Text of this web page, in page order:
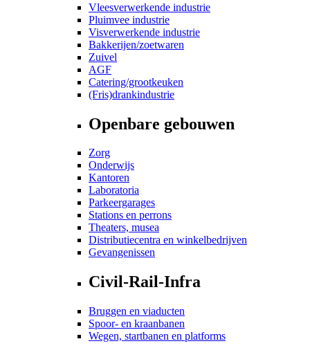
Vleesverwerkende industrie
Pluimvee industrie
Visverwerkende industrie
Bakkerijen/zoetwaren
Zuivel
AGF
Catering/grootkeuken
(Fris)drankindustrie
Openbare gebouwen
Zorg
Onderwijs
Kantoren
Laboratoria
Parkeergarages
Stations en perrons
Theaters, musea
Distributiecentra en winkelbedrijven
Gevangenissen
Civil-Rail-Infra
Bruggen en viaducten
Spoor- en kraanbanen
Wegen, startbanen en platforms